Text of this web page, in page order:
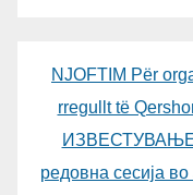
NJOFTIM Për
rregullt të
ИЗВЕСТУВАЊЕ
редовна сесија